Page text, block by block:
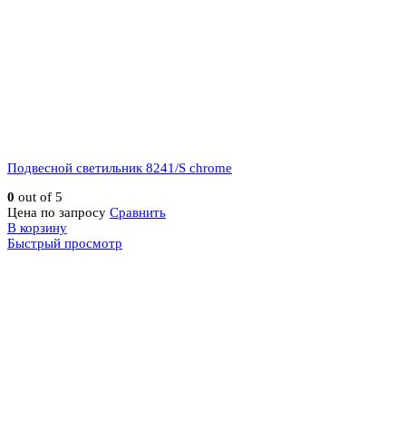
Подвесной светильник 8241/S chrome
0 out of 5
Цена по запросу Сравнить
В корзину
Быстрый просмотр